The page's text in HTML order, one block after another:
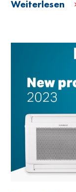
Weiterlesen